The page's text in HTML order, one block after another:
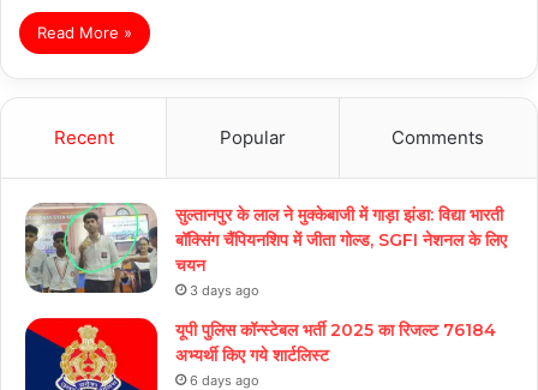
Read More »
Recent Popular Comments
सुल्तानपुर के लाल ने मुक्केबाजी में गाड़ा झंडा: विद्या भारती
बॉक्सिंग चैंपियनशिप में जीता गोल्ड, SGFI नेशनल के लिए
चयन
3 days ago
यूपी पुलिस कॉन्स्टेबल भर्ती 2025 का रिजल्ट 76184
अभ्यर्थी किए गये शार्टलिस्ट
6 days ago